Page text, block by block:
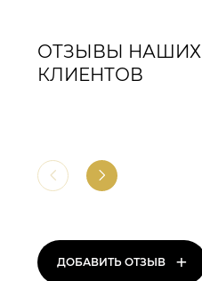
ОТЗЫВЫ НАШИХ
КЛИЕНТОВ
ДОБАВИТЬ ОТЗЫВ +